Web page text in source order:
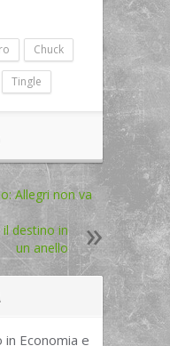
Chuck
Tingle
Allegri non va
destino in
un anello
in Economia e